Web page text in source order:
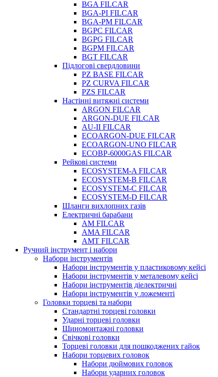
BGA FILCAR
BGA-PI FILCAR
BGA-PM FILCAR
BGPC FILCAR
BGPG FILCAR
BGPM FILCAR
BGT FILCAR
Підлогові свердловини
PZ BASE FILCAR
PZ CURVA FILCAR
PZS FILCAR
Настінні витяжні системи
ARGON FILCAR
ARGON-DUE FILCAR
AU-II FILCAR
ECOARGON-DUE FILCAR
ECOARGON-UNO FILCAR
ECOBP-6000GAS FILCAR
Рейкові системи
ECOSYSTEM-A FILCAR
ECOSYSTEM-B FILCAR
ECOSYSTEM-C FILCAR
ECOSYSTEM-D FILCAR
Шланги вихлопних газів
Електричні барабани
AM FILCAR
AMA FILCAR
AMT FILCAR
Ручний інструмент і набори
Набори інструментів
Набори інструментів у пластиковому кейсі
Набори інструментів у металевому кейсі
Набори інструментів діелектричні
Набори інструментів у ложементі
Головки торцеві та набори
Стандартні торцеві головки
Ударні торцеві головки
Шиномонтажні головки
Свічкові головки
Торцеві головки для пошкоджених гайок
Набори торцевих головок
Набори дюймових головок
Набори ударних головок